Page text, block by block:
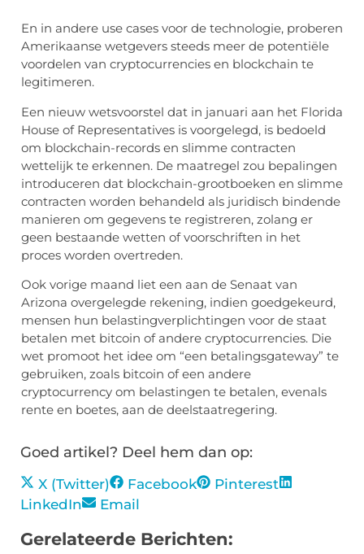
En in andere use cases voor de technologie, proberen
Amerikaanse wetgevers steeds meer de potentiële
voordelen van cryptocurrencies en blockchain te
legitimeren.
Een nieuw wetsvoorstel dat in januari aan het Florida
House of Representatives is voorgelegd, is bedoeld
om blockchain-records en slimme contracten
wettelijk te erkennen. De maatregel zou bepalingen
introduceren dat blockchain-grootboeken en slimme
contracten worden behandeld als juridisch bindende
manieren om gegevens te registreren, zolang er
geen bestaande wetten of voorschriften in het
proces worden overtreden.
Ook vorige maand liet een aan de Senaat van
Arizona overgelegde rekening, indien goedgekeurd,
mensen hun belastingverplichtingen voor de staat
betalen met bitcoin of andere cryptocurrencies. Die
wet promoot het idee om “een betalingsgateway” te
gebruiken, zoals bitcoin of een andere
cryptocurrency om belastingen te betalen, evenals
rente en boetes, aan de deelstaatregering.
Goed artikel? Deel hem dan op:
X (Twitter) Facebook
Pinterest
LinkedIn
Email
Gerelateerde Berichten: